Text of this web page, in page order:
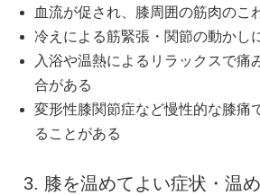
血流が促され、膝周囲の筋肉のこ
冷えによる筋緊張・関節の動かし
入浴や温熱によるリラックスで痛
合がある
変形性膝関節症など慢性的な膝痛
ることがある
3. 膝を温めてよい症状・温